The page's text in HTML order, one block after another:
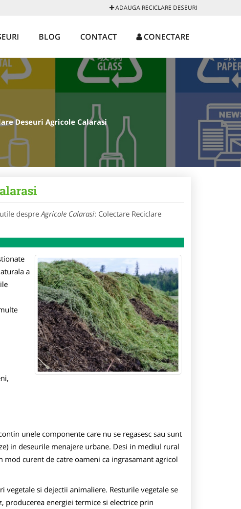
ADAUGA RECICLARE DESEURI
BLOG CONTACT CONECTARE
Deseuri Agricole Calarasi
despreAgricole Calarasi: Colectare Reciclare
a
unele componente care nu se regasesc sau sunt
in deseurile menajere urbane. Desi in mediul rural
curent de catre oameni ca ingrasamant agricol
si dejectii animaliere. Resturile vegetale se
producerea energiei termice si electrice prin